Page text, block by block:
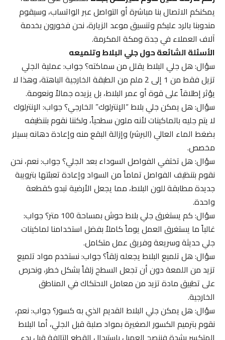
يمكنكم الاتصال بنا مباشرة أو التواصل عبر الواتساب، وسيقوم
مندوبنا بالرد عليكم وتنسيق موعد الزيارة، نحن فخورون بخدمة
آلاف العملاء في جدة ومكة المكرمة.
الأسئلة الشائعة حول جلي البلاط وتلميعه
سؤال: هل جلي البلاط يقلل من سماكته؟ جواب: عملية الجلي
تزيل فقط من 1 إلى 2 ملم من الطبقة الخارجية الباهتة، وهذا لا
يؤثر إطلاقاً على قوة أو عمر البلاط، بل يزيده جمالاً ونعومة.
سؤال: هل يمكن جلي بلاط “الإنترلوك” الخارجي؟ جواب: الإنترلوك
لا يتم جليه بالماكينات لأنه ملون سطحياً، ولكننا نقوم بتنظيفه
بضغط الماء العالي (البرشر) وإزالة البقع منه وإعادة دهانه بسيلر
مخصص.
سؤال: هل تختفي الفواصل السوداء بعد الجلي؟ جواب: نعم، نحن
نقوم بتنظيف الفواصل تماماً من السواد وإعادة تعبئتها بترويبة
جديدة مطابقة للون البلاط، مما يجعل الأرضية تبدو كقطعة
واحدة.
سؤال: كم يستغرق جلي بلاط حوش بمساحة 100 متر؟ جواب:
غالباً ما يستغرق العمل يوماً كاملاً بفضل استخدامنا لماكينات
جلي حديثة وسريعة وفريق عمل متكامل.
سؤال: هل تلميع البلاط يجعله زلقاً؟ جواب: نستخدم مواد تلميع
تزيد من اللمعة دون أن تجعل السطح زلقاً بشكل خطر، ونحرص
على تطبيق مادة تزيد من معامل الاحتكاك في المناطق
الخارجية.
سؤال: هل يمكن جلي البلاط القديم الذي به كسور؟ جواب: نعم،
نقوم بترميم الكسور الصغيرة بمواد صلبة قبل الجلي، أما البلاط